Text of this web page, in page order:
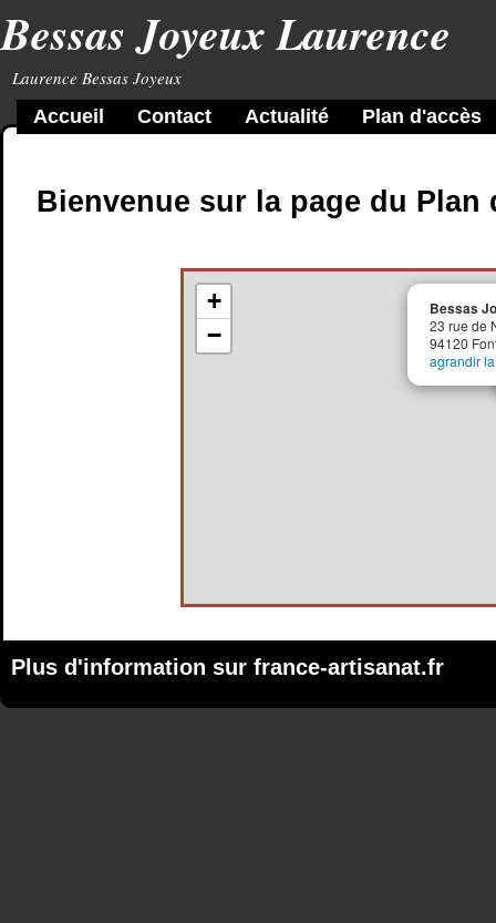
Bessas Joyeux Laurence
Laurence Bessas Joyeux
Bienvenue sur la page du Plan
Bessas
23 rue de
94120
agrandir
+
−
Plus d'information sur france-artisanat.fr
Accueil Contact Actualité Plan d'accès